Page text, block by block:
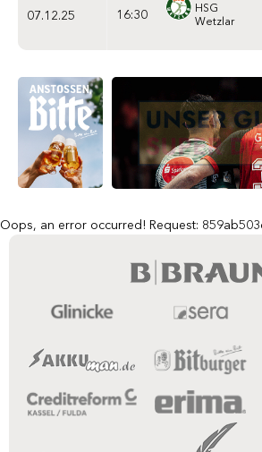
07.12.25 16:30
HSG
Wetzlar
Oops, an error occurred! Request: